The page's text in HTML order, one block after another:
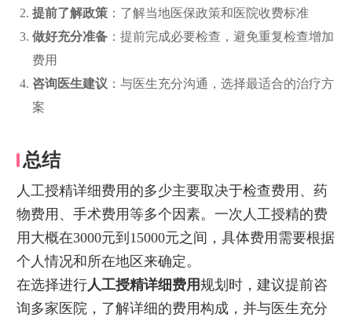
提前了解政策：了解当地医保政策和医院收费标准
做好充分准备：提前完成必要检查，避免重复检查增加
费用
咨询医生建议 ：与医生充分沟通，选择最适合的治疗方
案
总结
人工授精详细费用的多少主要取决于检查费用、药
物费用、手术费用等多个因素。一次人工授精的费
用大概在3000元到15000元之间，具体费用需要根据
个人情况和所在地区来确定。
在选择进行人工授精详细费用规划时，建议提前咨
询多家医院，了解详细的费用构成，并与医生充分